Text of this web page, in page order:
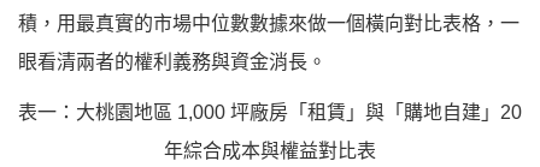
積，用最真實的市場中位數數據來做一個橫向對比表格，一
眼看清兩者的權利義務與資金消長。
表一：大桃園地區 1,000 坪廠房「租賃」與「購地自建」20
年綜合成本與權益對比表